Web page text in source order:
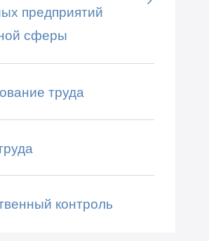
предприятий
сферы
труда
контроль